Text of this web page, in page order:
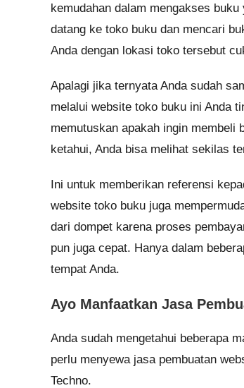
kemudahan dalam mengakses
datang ke toko buku dan mencari
Anda dengan lokasi toko tersebut
Apalagi jika ternyata Anda sudah
melalui website toko buku ini Anda
memutuskan apakah ingin membeli
ketahui, Anda bisa melihat sekilas
Ini untuk memberikan referensi
website toko buku juga
dari dompet karena proses
pun juga cepat. Hanya dalam
tempat Anda.
Ayo Manfaatkan Jasa
Anda sudah mengetahui beberapa
perlu menyewa jasa pembuatan
Techno.